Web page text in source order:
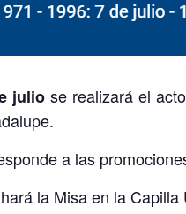
juliose realizará el
a las
la Misa en la